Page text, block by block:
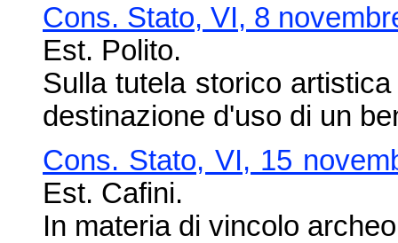
Cons. Stato, VI, 8
Est. Polito.
Sulla tutela storico
destinazione d'uso di un
Cons. Stato, VI, 15
Est. Cafini.
In materia di vincolo